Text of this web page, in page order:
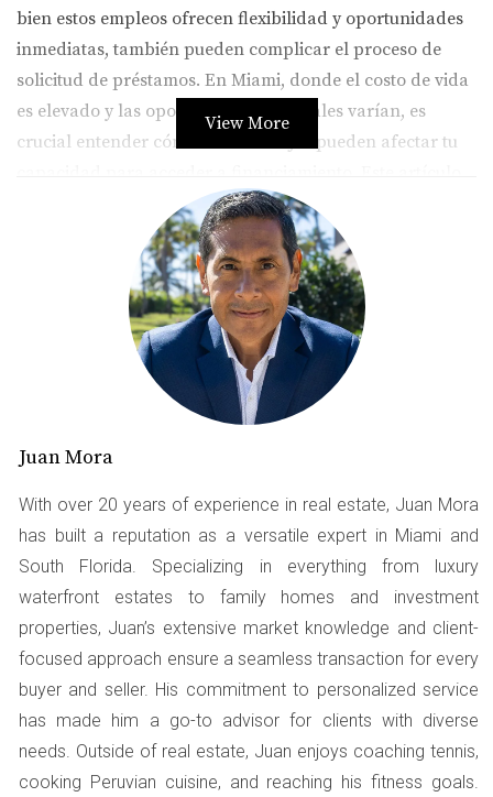
bien estos empleos ofrecen flexibilidad y oportunidades
inmediatas, también pueden complicar el proceso de
solicitud de préstamos. En Miami, donde el costo de vida
es elevado y las oportunidades laborales varían, es
crucial entender cómo estos trabajos pueden afectar tu
no solo te proporcionará información valiosa sobre el
tema, sino que también te ofrecerá ejemplos reales de
personas que han enfrentado desafíos similares y han
encontrado formas de superarlos.
El impacto de los trabajos
temporales en los préstamos
Los prestamistas suelen evaluar varios factores al
considerar una solicitud de préstamo, y el tipo de empleo
generar dudas sobre la estabilidad financiera del
solicitante. Esto se debe a que los prestamistas buscan
asegurarse de que puedas hacer frente a tus pagos
mensuales sin problemas. A continuación, exploraremos
algunos casos reales que ilustran cómo los trabajos
temporales han afectado a diferentes individuos en su
búsqueda por un préstamo.
Caso de Esteban: De la incertidumbre a la
estabilidad
View More
Juan Mora
With over 20 years of experience in real estate, Juan Mora
has built a reputation as a versatile expert in Miami and
South Florida. Specializing in everything from luxury
waterfront estates to family homes and investment
properties, Juan’s extensive market knowledge and client-
focused approach ensure a seamless transaction for every
buyer and seller. His commitment to personalized service
has made him a go-to advisor for clients with diverse
needs. Outside of real estate, Juan enjoys coaching tennis,
cooking Peruvian cuisine, and reaching his fitness goals.